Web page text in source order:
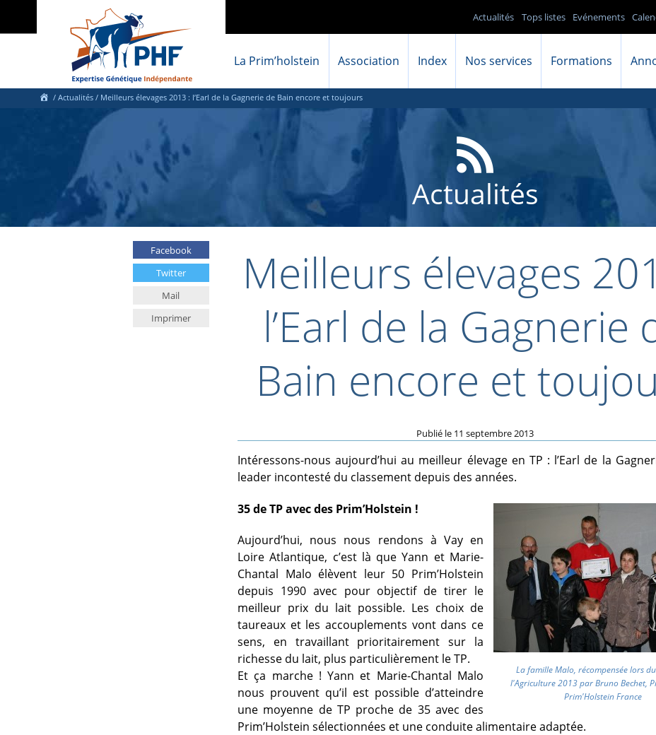
Evénements
Tops listes
Actualités
La Prim’holstein Association Index Nos services Formations
/ Actualités / Meilleurs élevages 2013 : l’Earl de la Gagnerie de Bain encore et toujours
Actualités
Facebook
Twitter
Mail
Imprimer
Meilleurs élevages
l’Earl de la Gagnerie
Bain encore et
Publié le 11 septembre 2013
Intéressons-nous aujourd’hui au meilleur élevage en TP : l’Earl de la
leader incontesté du classement depuis des années.
La famille Malo, récompensée lors
l'Agriculture 2013 par Bruno Bechet,
Prim'Holstein France
35 de TP avec des Prim’Holstein !
Aujourd’hui, nous nous rendons à Vay en
Loire Atlantique, c’est là que Yann et Marie-
Chantal Malo élèvent leur 50 Prim’Holstein
depuis 1990 avec pour objectif de tirer le
meilleur prix du lait possible. Les choix de
taureaux et les accouplements vont dans ce
sens, en travaillant prioritairement sur la
richesse du lait, plus particulièrement le TP.
Et ça marche ! Yann et Marie-Chantal Malo
nous prouvent qu’il est possible d’atteindre
une moyenne de TP proche de 35 avec des
Prim’Holstein sélectionnées et une conduite alimentaire adaptée.